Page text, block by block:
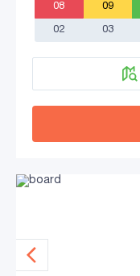
08 09
02 03